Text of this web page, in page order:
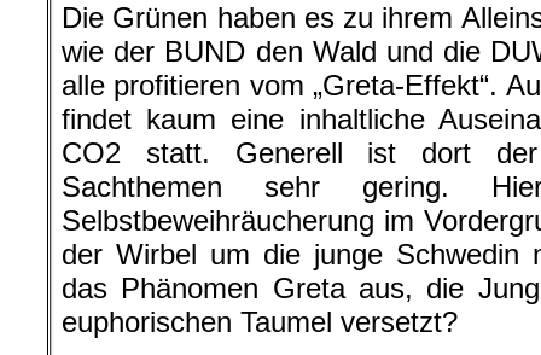
Die Grünen haben es zu ihrem
wie der BUND den Wald und die
alle profitieren vom „Greta-Effekt“.
findet kaum eine inhaltliche
CO2 statt. Generell ist dort
Sachthemen sehr gering.
Selbstbeweihräucherung im
der Wirbel um die junge Schwedin
das Phänomen Greta aus, die
euphorischen Taumel versetzt?